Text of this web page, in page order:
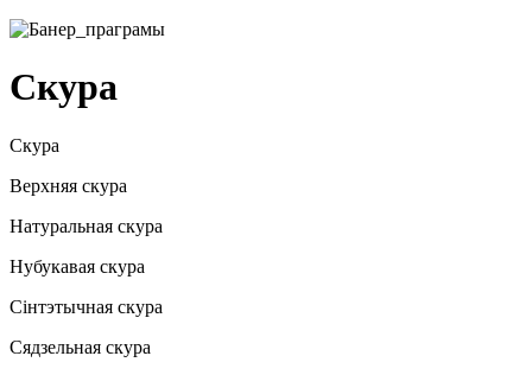
Скура
Скура
Верхняя скура
Натуральная скура
Нубукавая скура
Сінтэтычная скура
Сядзельная скура